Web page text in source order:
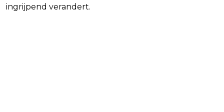
ingrijpend verandert.